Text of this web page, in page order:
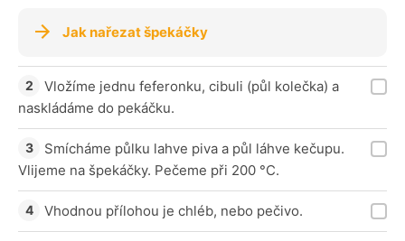
Jak nařezat špekáčky
Vložíme jednu feferonku, cibuli (půl kolečka) a
naskládáme do pekáčku.
Smícháme půlku lahve piva a půl láhve kečupu.
Vlijeme na špekáčky. Pečeme při 200 °C.
Vhodnou přílohou je chléb, nebo pečivo.